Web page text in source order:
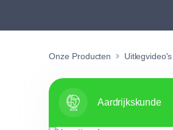
Exacte vakken
Geen vakken.
Onze Producten Uitlegvideo's
Aardrijkskunde